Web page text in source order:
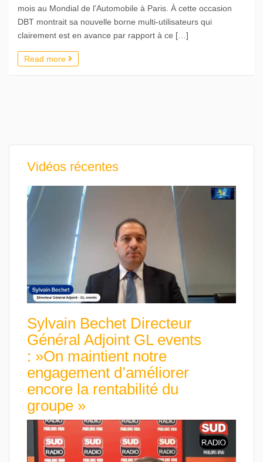
mois au Mondial de l’Automobile à Paris. À cette occasion
DBT montrait sa nouvelle borne multi-utilisateurs qui
clairement est en avance par rapport à ce […]
Read more
Vidéos récentes
Sylvain Bechet Directeur
Général Adjoint GL events
: »On maintient notre
engagement d’améliorer
encore la rentabilité du
groupe »